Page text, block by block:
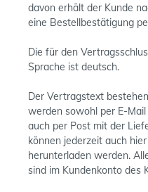
davon erhält der Kunde
eine Bestellbestätigung
Die für den
Sprache ist deutsch.
Der Vertragstext
werden sowohl per E-
auch per Post mit der
können jederzeit auch
herunterladen werden.
sind im Kundenkonto des